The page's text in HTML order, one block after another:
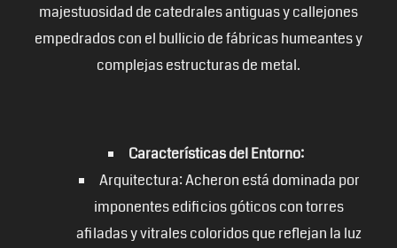
majestuosidad de catedrales antiguas y callejones
empedrados con el bullicio de fábricas humeantes y
complejas estructuras de metal.
Características del Entorno:
Arquitectura: Acheron está dominada por
imponentes edificios góticos con torres
afiladas y vitrales coloridos que reflejan la luz